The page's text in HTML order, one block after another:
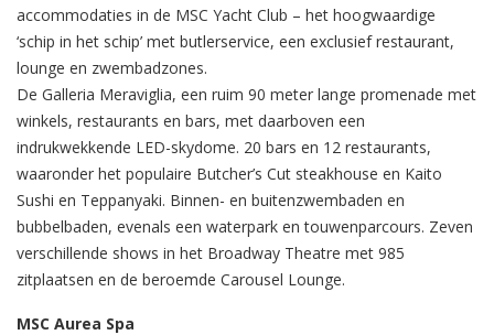
accommodaties in de MSC Yacht Club – het hoogwaardige
‘schip in het schip’ met butlerservice, een exclusief restaurant,
lounge en zwembadzones.
De Galleria Meraviglia, een ruim 90 meter lange promenade met
winkels, restaurants en bars, met daarboven een
indrukwekkende LED-skydome. 20 bars en 12 restaurants,
waaronder het populaire Butcher’s Cut steakhouse en Kaito
Sushi en Teppanyaki. Binnen- en buitenzwembaden en
bubbelbaden, evenals een waterpark en touwenparcours. Zeven
verschillende shows in het Broadway Theatre met 985
zitplaatsen en de beroemde Carousel Lounge.
MSC Aurea Spa